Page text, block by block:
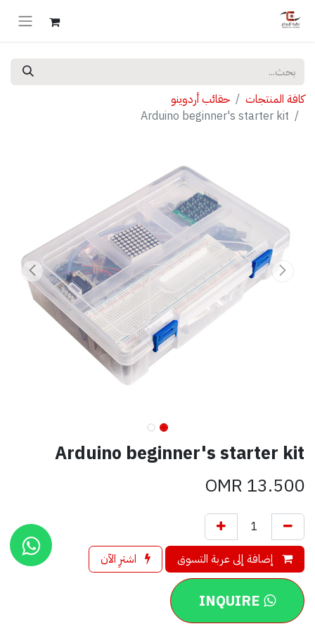
كافة المنتجات
حقائب أردوينو
Arduino beginner's starter kit
Arduino beginner's starter kit
13.500
إضافة إلى عربة التسوق اشترِ الآن
INQUIRE